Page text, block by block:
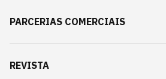
PARCERIAS COMERCIAIS
REVISTA